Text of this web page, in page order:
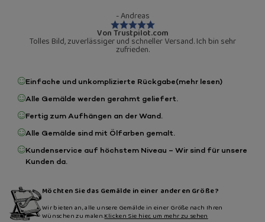
- Andreas
Von Trustpilot.com
Tolles Bild, zuverlässiger und schneller Versand. Ich bin sehr
zufrieden.
Einfache und unkomplizierte Rückgabe(mehr lesen)
Alle Gemälde werden gerahmt geliefert.
Fertig zum Aufhängen an der Wand.
Alle Gemälde sind mit Ölfarben gemalt.
Kundenservice auf höchstem Niveau – Wir sind für unsere
Kunden da.
Möchten Sie das Gemälde in einer anderen Größe?
Wir bieten an, alle unsere Gemälde in einer Größe nach Ihren
Wünschen zu malen.Klicken Sie hier, um mehr zu sehen